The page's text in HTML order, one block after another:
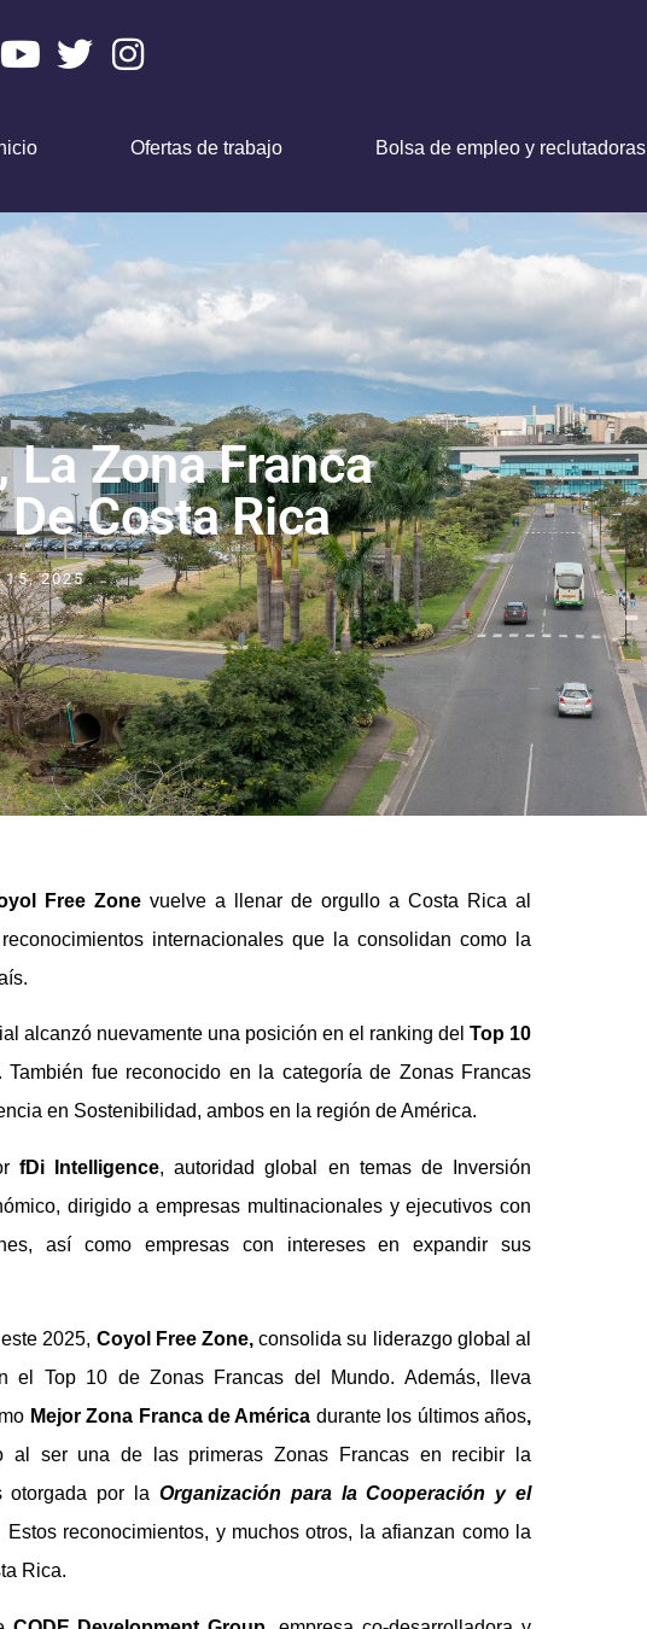
Ofertas de trabajo Bolsa de empleo y reclutadoras
La Zona Franca
Costa Rica
15, 2025
Free Zone vuelve a llenar de orgullo a Costa Rica al
internacionales que la consolidan como la
alcanzó nuevamente una posición en el ranking del Top 10
También fue reconocido en la categoría de Zonas Francas
en Sostenibilidad, ambos en la región de América.
fDi Intelligence, autoridad global en temas de Inversión
dirigido a empresas multinacionales y ejecutivos con
así como empresas con intereses en expandir sus
2025, Coyol Free Zone,consolida su liderazgo global al
el Top 10 de Zonas Francas del Mundo. Además, lleva
Mejor Zona Franca de América durante los últimos años,
ser una de las primeras Zonas Francas en recibir la
otorgada por la Organización para la Cooperación y el
reconocimientos, y muchos otros, la afianzan como la
Rica.